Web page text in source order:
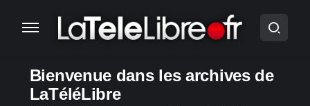
Bienvenue dans les archives de
LaTéléLibre